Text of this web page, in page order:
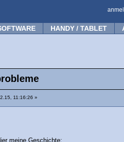
HANDY / TABLET
11:16:26 »
meine Geschichte: